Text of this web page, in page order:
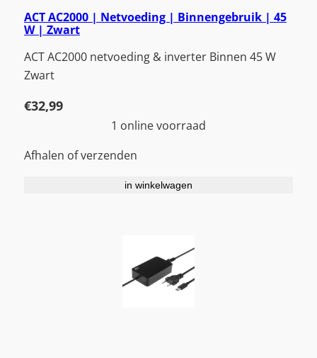
ACT AC2000 | Netvoeding | Binnengebruik | 45
W | Zwart
ACT AC2000 netvoeding & inverter Binnen 45 W
Zwart
€32,99
1 online voorraad
Afhalen of verzenden
in winkelwagen